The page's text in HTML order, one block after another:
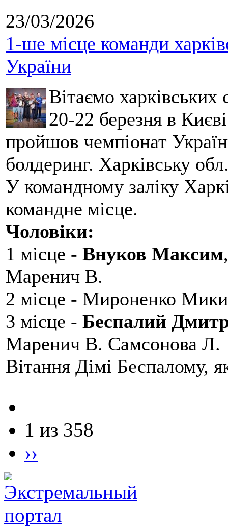
23/03/2026
1-ше місце команди
України
Вітаємо
20-22 березня в
пройшов чемпіонат
болдеринг. Харківську
У командному заліку
командне місце.
Чоловіки:
1 місце - Внуков Максим
Маренич В.
2 місце - Мироненко
3 місце - Беспалий
Маренич В. Самсонова Л.
Вітання Дімі Беспалому,
1 из 358
››